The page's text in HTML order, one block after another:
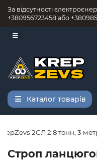
За відсутності
+380956723458 або
Каталог товарів
2СЛ 2.8 тонн, 3
Строп